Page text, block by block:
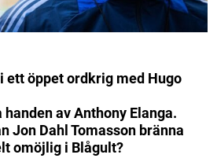
ett öppet ordkrig med Hugo
av Anthony Elanga.
Jon Dahl Tomasson bränna
omöjlig i Blågult?